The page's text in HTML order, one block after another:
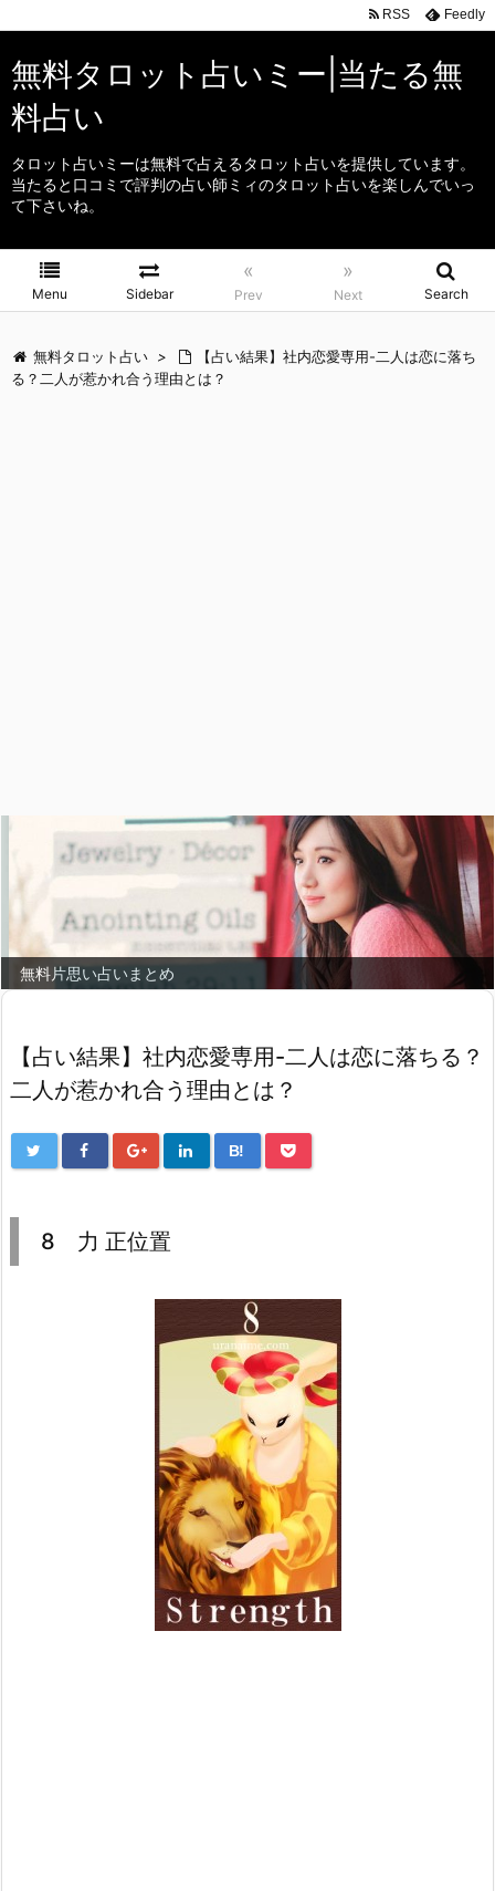
無料タロット占いミー|当たる無
料占い
タロット占いミーは無料で占えるタロット占いを提供しています。
当たると口コミで評判の占い師ミィのタロット占いを楽しんでいっ
て下さいね。
Menu Sidebar
«
Prev
»
Next Search
RSS Feedly
無料タロット占い >
【占い結果】社内恋愛専用-二人は恋に落ち
る？二人が惹かれ合う理由とは？
無料片思い占いまとめ
【占い結果】社内恋愛専用-二人は恋に落ちる？
二人が惹かれ合う理由とは？
B!
8 力 正位置